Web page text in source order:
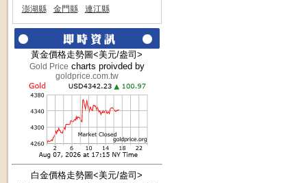
澎湖縣 金門縣 連江縣
黃金價格走勢圖<美元/盎司>
Gold Price charts proivded by
goldprice.com.tw
白金價格走勢圖<美元/盎司>